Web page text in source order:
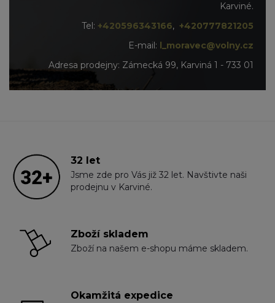
Karviné.
Tel: +420596343166, +420777821205
E-mail: l_moravec@volny.cz
Adresa prodejny: Zámecká 99, Karviná 1 - 733 01
32 let
Jsme zde pro Vás již 32 let. Navštivte naši
prodejnu v Karviné.
Zboží skladem
Zboží na našem e-shopu máme skladem.
Okamžitá expedice